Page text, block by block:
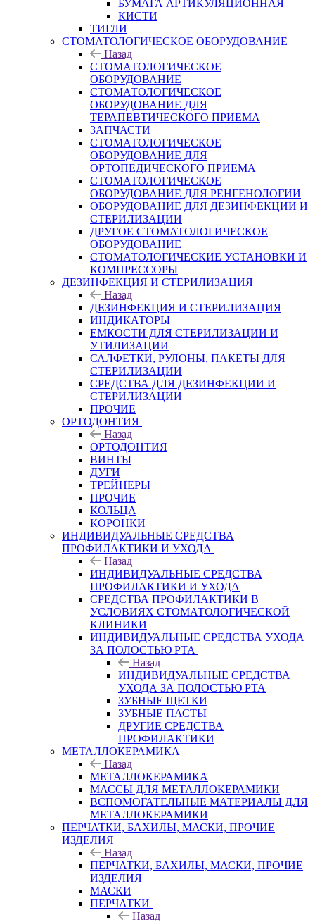
БУМАГА АРТИКУЛЯЦИОННАЯ
КИСТИ
ТИГЛИ
СТОМАТОЛОГИЧЕСКОЕ ОБОРУДОВАНИЕ
Назад
СТОМАТОЛОГИЧЕСКОЕ
ОБОРУДОВАНИЕ
СТОМАТОЛОГИЧЕСКОЕ
ОБОРУДОВАНИЕ ДЛЯ
ТЕРАПЕВТИЧЕСКОГО ПРИЕМА
ЗАПЧАСТИ
СТОМАТОЛОГИЧЕСКОЕ
ОБОРУДОВАНИЕ ДЛЯ
ОРТОПЕДИЧЕСКОГО ПРИЕМА
СТОМАТОЛОГИЧЕСКОЕ
ОБОРУДОВАНИЕ ДЛЯ РЕНГЕНОЛОГИИ
ОБОРУДОВАНИЕ ДЛЯ ДЕЗИНФЕКЦИИ И
СТЕРИЛИЗАЦИИ
ДРУГОЕ СТОМАТОЛОГИЧЕСКОЕ
ОБОРУДОВАНИЕ
СТОМАТОЛОГИЧЕСКИЕ УСТАНОВКИ И
КОМПРЕССОРЫ
ДЕЗИНФЕКЦИЯ И СТЕРИЛИЗАЦИЯ
Назад
ДЕЗИНФЕКЦИЯ И СТЕРИЛИЗАЦИЯ
ИНДИКАТОРЫ
ЕМКОСТИ ДЛЯ СТЕРИЛИЗАЦИИ И
УТИЛИЗАЦИИ
САЛФЕТКИ, РУЛОНЫ, ПАКЕТЫ ДЛЯ
СТЕРИЛИЗАЦИИ
СРЕДСТВА ДЛЯ ДЕЗИНФЕКЦИИ И
СТЕРИЛИЗАЦИИ
ПРОЧИЕ
ОРТОДОНТИЯ
Назад
ОРТОДОНТИЯ
ВИНТЫ
ДУГИ
ТРЕЙНЕРЫ
ПРОЧИЕ
КОЛЬЦА
КОРОНКИ
ИНДИВИДУАЛЬНЫЕ СРЕДСТВА
ПРОФИЛАКТИКИ И УХОДА
Назад
ИНДИВИДУАЛЬНЫЕ СРЕДСТВА
ПРОФИЛАКТИКИ И УХОДА
СРЕДСТВА ПРОФИЛАКТИКИ В
УСЛОВИЯХ СТОМАТОЛОГИЧЕСКОЙ
КЛИНИКИ
ИНДИВИДУАЛЬНЫЕ СРЕДСТВА УХОДА
ЗА ПОЛОСТЬЮ РТА
Назад
ИНДИВИДУАЛЬНЫЕ СРЕДСТВА
УХОДА ЗА ПОЛОСТЬЮ РТА
ЗУБНЫЕ ЩЕТКИ
ЗУБНЫЕ ПАСТЫ
ДРУГИЕ СРЕДСТВА
ПРОФИЛАКТИКИ
МЕТАЛЛОКЕРАМИКА
Назад
МЕТАЛЛОКЕРАМИКА
МАССЫ ДЛЯ МЕТАЛЛОКЕРАМИКИ
ВСПОМОГАТЕЛЬНЫЕ МАТЕРИАЛЫ ДЛЯ
МЕТАЛЛОКЕРАМИКИ
ПЕРЧАТКИ, БАХИЛЫ, МАСКИ, ПРОЧИЕ
ИЗДЕЛИЯ
Назад
ПЕРЧАТКИ, БАХИЛЫ, МАСКИ, ПРОЧИЕ
ИЗДЕЛИЯ
МАСКИ
ПЕРЧАТКИ
Назад